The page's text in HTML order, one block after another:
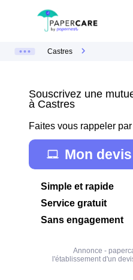
Castres
Souscrivez une
à Castres
Faites vous rappeler
Mon devis
Simple et rapide
Service gratuit
Sans engagement
Annonce -
l'établissement d'un